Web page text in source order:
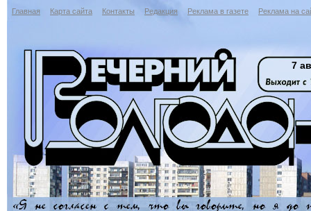
Главная Карта сайта Контакты Редакция Реклама в газете Реклама на
7